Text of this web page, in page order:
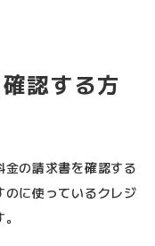
認する方
の請求書を確認する
のに使っているクレジ